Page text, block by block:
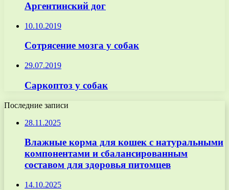
Аргентинский дог
10.10.2019
Сотрясение мозга у собак
29.07.2019
Саркоптоз у собак
Последние записи
28.11.2025
Влажные корма для кошек с натуральными
компонентами и сбалансированным
составом для здоровья питомцев
14.10.2025